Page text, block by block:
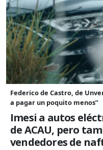
Federico de Castro, de
a pagar un poquito menos”
Imesi a autos
de ACAU, pero
vendedores de